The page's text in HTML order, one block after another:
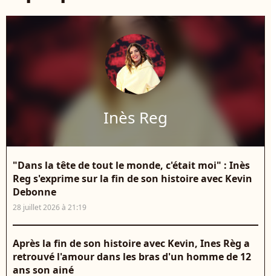
Inès Reg
"Dans la tête de tout le monde, c'était moi" : Inès
Reg s'exprime sur la fin de son histoire avec Kevin
Debonne
28 juillet 2026 à 21:19
Après la fin de son histoire avec Kevin, Ines Règ a
retrouvé l'amour dans les bras d'un homme de 12
ans son ainé